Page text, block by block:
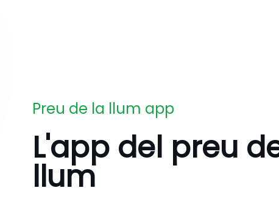
Preu de la llum app
L'app del preu
llum